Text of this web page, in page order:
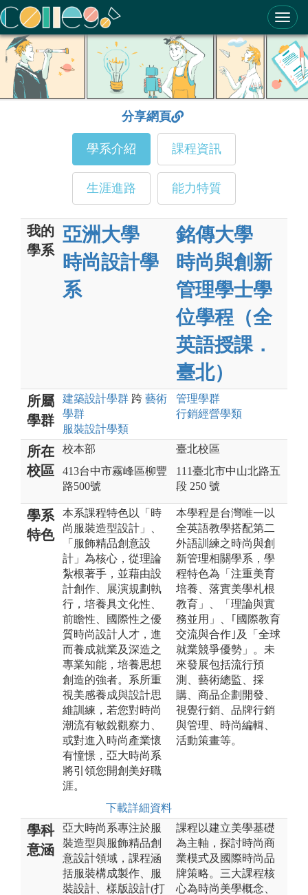
ColleGo! 大學選才與高中育才輔助系統
分享網頁
學系介紹 課程資訊
生涯進路 能力特質
我的
學系
亞洲大學
時尚設計學
系
銘傳大學
時尚與創新
管理學士學
位學程（全
英語授課．
臺北）
所屬
學群
建築設計學群 跨 藝術
學群
服裝設計學類
管理學群
行銷經營學類
所在
校區
校本部
413台中市霧峰區柳豐
路500號
臺北校區
111臺北市中山北路五
段 250 號
學系
特色
本系課程特色以「時
尚服裝造型設計」、
「服飾精品創意設
計」為核心，從理論
紮根著手，並藉由設
計創作、展演規劃執
行，培養具文化性、
前瞻性、國際性之優
質時尚設計人才，進
而養成就業及深造之
專業知能，培養思想
創造的強者。系所重
視美感養成與設計思
維訓練，若您對時尚
潮流有敏銳觀察力、
或對進入時尚產業懷
有憧憬，亞大時尚系
將引領您開創美好職
涯。
下載詳細資料
本學程是台灣唯一以
全英語教學搭配第二
外語訓練之時尚與創
新管理相關學系，學
程特色為「注重美育
培養、落實美學札根
教育」、「理論與實
務並用」、｢國際教育
交流與合作｣及「全球
就業競爭優勢」。未
來發展包括流行預
測、藝術總監、採
購、商品企劃開發、
視覺行銷、品牌行銷
與管理、時尚編輯、
活動策畫等。
學科
意涵
亞大時尚系專注於服
裝造型與服飾精品創
意設計領域，課程涵
括服裝構成製作、服
裝設計、樣版設計(打
課程以建立美學基礎
為主軸，探討時尚商
業模式及國際時尚品
牌策略。三大課程核
心為時尚美學概念、